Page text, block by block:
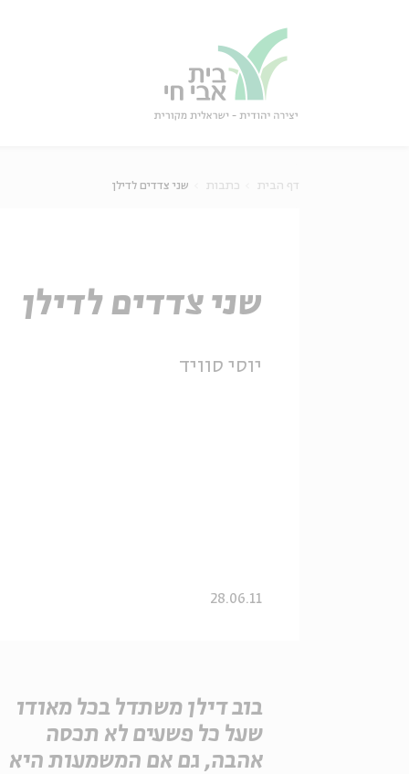
דף הבית כתבות שני צדדים לדילן
שני צדדים לדילן
יוסי סוויד
28.06.11
בוב דילן משתדל בכל מאודו
שעל כל פשעים לא תכסה
אהבה, גם אם המשמעות היא